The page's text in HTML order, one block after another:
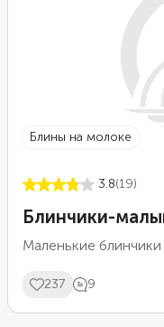
блины на молоке
3.8(19)
Блинчики-
Маленькие блинчики
237 9